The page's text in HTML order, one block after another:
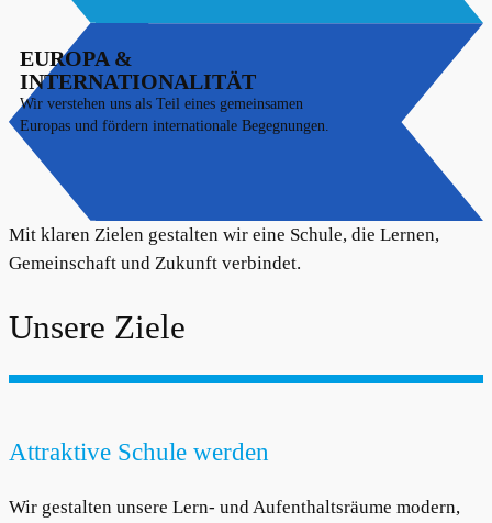
EUROPA &
INTERNATIONALITÄT
Wir verstehen uns als Teil eines gemeinsamen
Europas und fördern internationale Begegnungen.
Mit klaren Zielen gestalten wir eine Schule, die Lernen,
Gemeinschaft und Zukunft verbindet.
Unsere Ziele
Attraktive Schule werden
Wir gestalten unsere Lern- und Aufenthaltsräume modern,